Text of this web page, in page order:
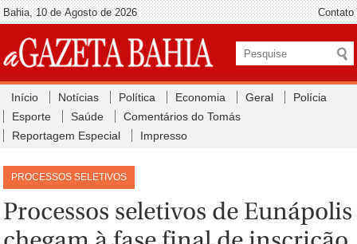
Bahia, 10 de Agosto de 2026 Contato
Início Notícias Política Economia Geral
Polícia
Esporte
Saúde
Comentários do Tomás
Reportagem Especial
Impresso
PROCESSOS SELETIVOS
Processos seletivos de Eunápolis